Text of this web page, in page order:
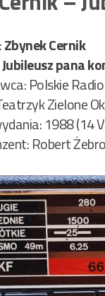
Zbynek Cernik
Jubileusz pana
Polskie Radio
Zielone
1988 (14
Robert